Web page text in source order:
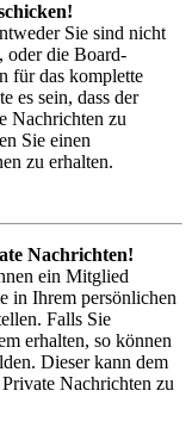
Sie sind nicht
oder die Board-
für das komplette
es sein, dass der
Nachrichten zu
Sie einen
zu erhalten.
Nachrichten!
ein Mitglied
in Ihrem persönlichen
Falls Sie
erhalten, so können
Dieser kann dem
Nachrichten zu